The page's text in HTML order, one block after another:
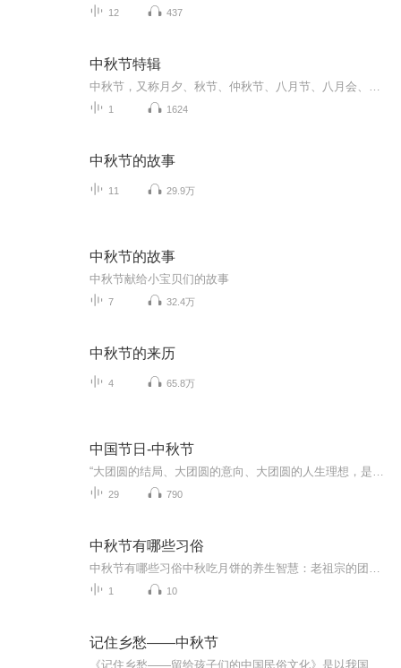
12 437
中秋节特辑
1 1624
中秋节的故事
11 29.9万
中秋节的故事
中秋节献给小宝贝们的故事
7 32.4万
中秋节的来历
4 65.8万
中国节日-中秋节
29 790
中秋节有哪些习俗
1 10
记住乡愁——中秋节